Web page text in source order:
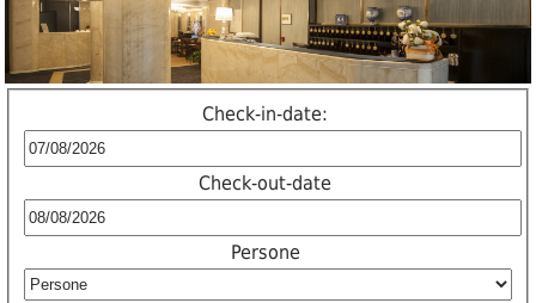
Check-in-date:
Check-out-date
Persone